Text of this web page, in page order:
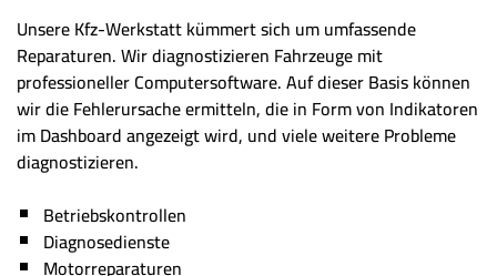
Unsere Kfz-Werkstatt kümmert sich um umfassende
Reparaturen. Wir diagnostizieren Fahrzeuge mit
professioneller Computersoftware. Auf dieser Basis können
wir die Fehlerursache ermitteln, die in Form von Indikatoren
im Dashboard angezeigt wird, und viele weitere Probleme
diagnostizieren.
Betriebskontrollen
Diagnosedienste
Motorreparaturen